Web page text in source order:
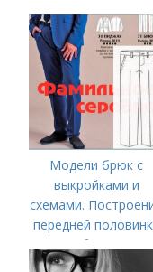
Модели брюк с
выкройками и
схемами.
передней
брюк